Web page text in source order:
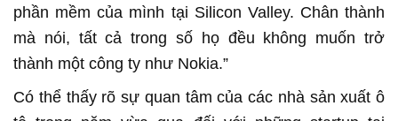
phần mềm của mình tại Silicon Valley. Chân thành
mà nói, tất cả trong số họ đều không muốn trở
thành một công ty như Nokia.”
Có thể thấy rõ sự quan tâm của các nhà sản xuất ô